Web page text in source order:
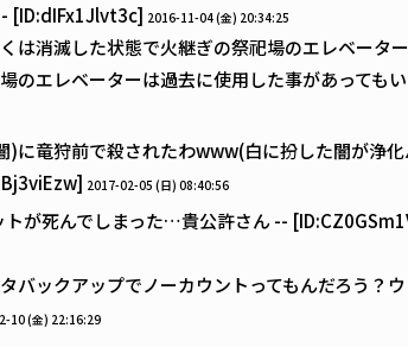
[ID:dIFx1Jlvt3c] 2016-11-04 (金) 20:34:25
は消滅した状態で火継ぎの祭祀場のエレベータ
のエレベーターは過去に使用した事があっても
)に竜狩前で殺されたわwww(白に扮した闇が浄
2017-02-05 (日) 08:40:56
が死んでしまった…貴公許さん --
バックアップでノーカウントってもんだろう？
10 (金) 22:16:29